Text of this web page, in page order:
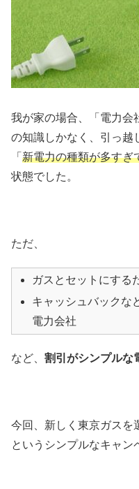
我が家の場合、「電力会
の知識しかなく、引っ越
「 新電力の種類が多すぎ
状態でした。
ただ、
ガスとセットにする
キャッシュバックな
電力会社
など、 割引がシンプルな
今回、新しく東京ガスを
というシンプルなキャン